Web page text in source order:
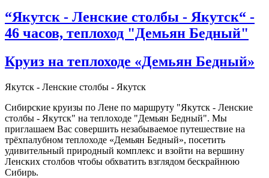
“Якутск - Ленские столбы - Якутск“ -
46 часов, теплоход "Демьян Бедный"
Круиз на теплоходе «Демьян Бедный»
Якутск - Ленские столбы - Якутск
Сибирские круизы по Лене по маршруту "Якутск - Ленские
столбы - Якутск" на теплоходе "Демьян Бедный". Мы
приглашаем Вас совершить незабываемое путешествие на
трёхпалубном теплоходе «Демьян Бедный», посетить
удивительный природный комплекс и взойти на вершину
Ленских столбов чтобы обхватить взглядом бескрайнюю
Сибирь.